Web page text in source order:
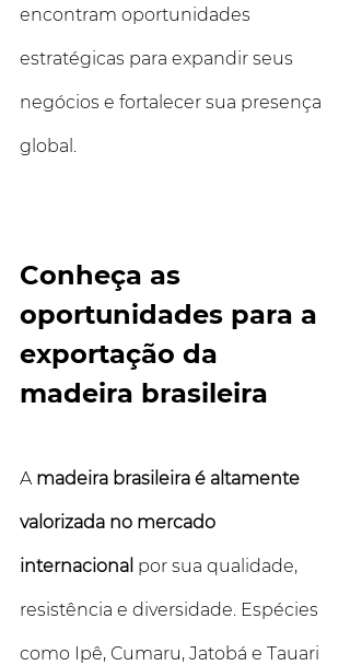
encontram oportunidades
estratégicas para expandir seus
negócios e fortalecer sua presença
global.
Conheça as
oportunidades para a
exportação da
madeira brasileira
A madeira brasileira é altamente
valorizada no mercado
internacional por sua qualidade,
resistência e diversidade. Espécies
como Ipê, Cumaru, Jatobá e Tauari